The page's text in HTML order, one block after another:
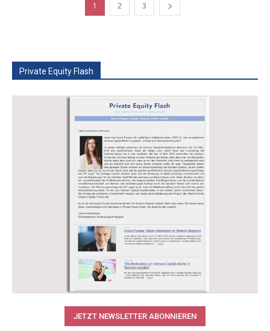
1 2 3
Private Equity Flash
JETZT NEWSLETTER ABONNIEREN